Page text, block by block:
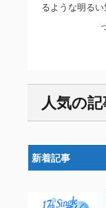
るような明る
人気の
新着記事